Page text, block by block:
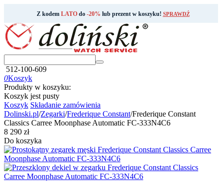
Z kodem LATOdo -20% lub prezent w koszyku! SPRAWDŹ
512-100-609
0Koszyk
Produkty w koszyku:
Koszyk jest pusty
Koszyk Składanie zamówienia
Dolinski.pl/Zegarki/Frederique Constant/Frederique Constant
Classics Carree Moonphase Automatic FC-333N4C6
‍8 290‍ zł
Do koszyka